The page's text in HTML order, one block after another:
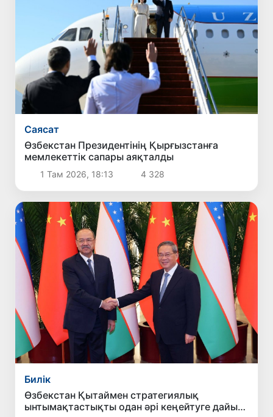
Саясат
Өзбекстан Президентінің Қырғызстанға
мемлекеттік сапары аяқталды
1 Там 2026, 18:13 4 328
Билік
Өзбекстан Қытаймен стратегиялық
ынтымақтастықты одан әрі кеңейтуге дайын